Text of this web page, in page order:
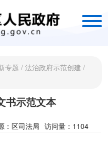
专题 / 法治政府示范创建 /
书示范文本
： 区司法局 访问量： 1104